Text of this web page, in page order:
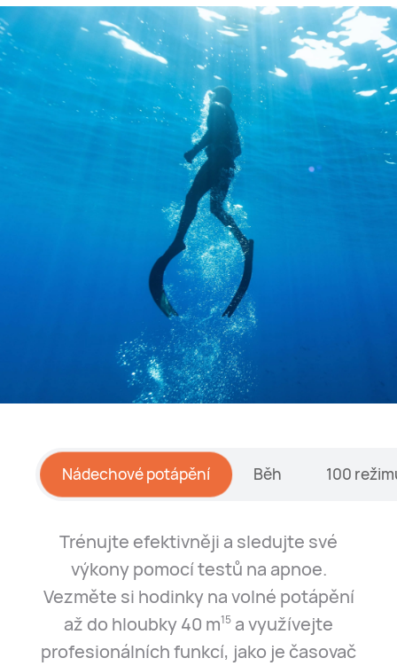
Nádechové potápění Běh 100
Trénujte efektivněji a sledujte své
výkony pomocí testů na apnoe.
Vezměte si hodinky na volné potápění
až do hloubky 40 m⁠15 a využívejte
profesionálních funkcí, jako je časovač